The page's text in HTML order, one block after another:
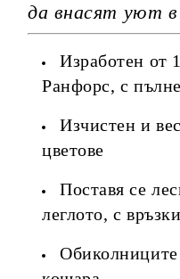
да внасят уют
Изработен от
Ранфорс, с
Изчистен и
цветове
Поставя се
леглото, с
Обиколниците